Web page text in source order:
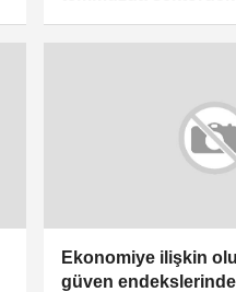
Ekonomiye ilişkin
güven